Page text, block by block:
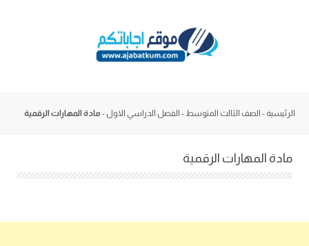
الرئيسية - الصف الثالث المتوسط - الفصل الدراسي الاول - مادة المهارات الرقمية
مادة المهارات الرقمية